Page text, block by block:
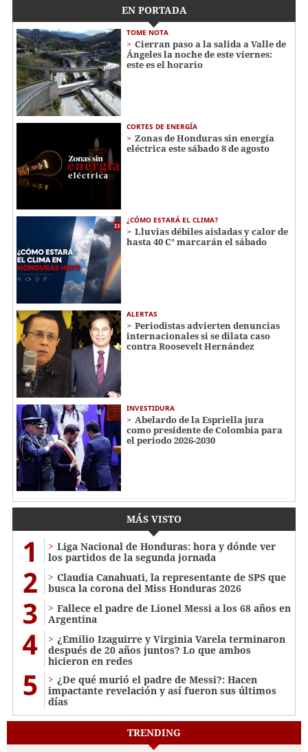
EN PORTADA
TOME NOTA
Cierran paso a la salida a Valle de
Ángeles la noche de este viernes:
este es el horario
CORTES DE ENERGÍA
Zonas de Honduras sin energía
eléctrica este sábado 8 de agosto
¿CÓMO ESTARÁ EL CLIMA?
Lluvias débiles aisladas y calor de
hasta 40 C° marcarán el sábado
ALERTAS
Periodistas advierten denuncias
internacionales si se dilata caso
contra Roosevelt Hernández
INVESTIDURA
Abelardo de la Espriella jura
como presidente de Colombia para
el periodo 2026-2030
MÁS VISTO
1
Liga Nacional de Honduras: hora y dónde ver
los partidos de la segunda jornada
2
Claudia Canahuati, la representante de SPS que
busca la corona del Miss Honduras 2026
3
Fallece el padre de Lionel Messi a los 68 años en
Argentina
4
¿Emilio Izaguirre y Virginia Varela terminaron
después de 20 años juntos? Lo que ambos
hicieron en redes
5
¿De qué murió el padre de Messi?: Hacen
impactante revelación y así fueron sus últimos
días
TRENDING